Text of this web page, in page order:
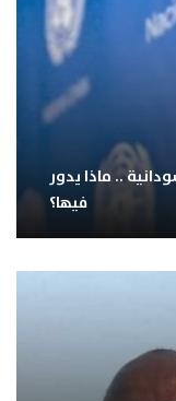
.. ماذا يدور
فيها؟